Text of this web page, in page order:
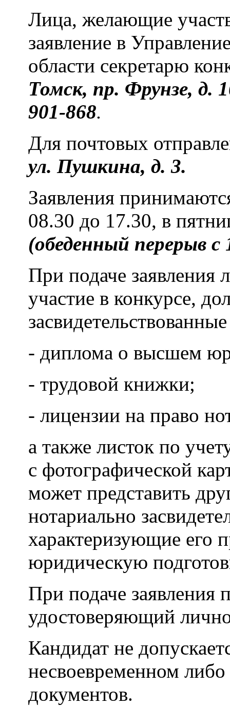
Лица, желающие
заявление в
области секретарю
Томск, пр. Фрунзе, д.
901-868.
Для почтовых
ул. Пушкина, д. 3.
Заявления
08.30 до 17.30, в
(обеденный перерыв с
При подаче
участие в конкурсе,
- диплома о высшем
- трудовой книжки;
- лицензии на право
а также листок по
с фотографической
может представить
нотариально
характеризующие
юридическую
При подаче заявления
удостоверяющий
Кандидат не
несвоевременном
документов.